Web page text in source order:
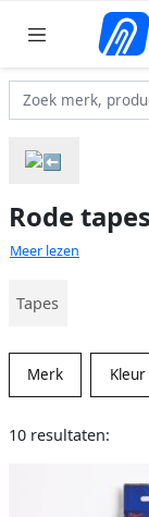
Rode tapes
Meer lezen
Tapes
Merk Kleur
10 resultaten: